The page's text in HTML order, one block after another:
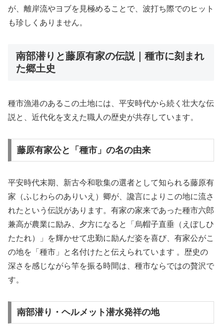
が、離岸流やヨブを見極めることで、波打ち際でのヒット
も珍しくありません。
南部潜りと藤原有家の伝説｜種市に刻まれ
た郷土史
種市漁港のあるこの土地には、平安時代から続く壮大な伝
説と、近代化を支えた職人の歴史が共存しています。
藤原有家公と「種市」の名の由来
平安時代末期、新古今和歌集の選者として知られる藤原有
家（ふじわらのありいえ）卿が、讒言によりこの地に流さ
れたという伝説があります。有家の家来であった種市六郎
兼高が農業に励み、夕方になると「烏帽子直垂（えぼしひ
たたれ）」を輝かせて忠勤に励んだ姿を喜び、有家公がこ
の地を「種市」と名付けたと伝えられています 。歴史の
深さを感じながら竿を振る時間は、種市ならではの贅沢で
す。
南部潜り・ヘルメット潜水発祥の地